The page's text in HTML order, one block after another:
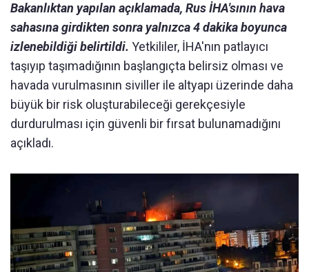
Bakanlıktan yapılan açıklamada, Rus İHA'sının hava
sahasına girdikten sonra yalnızca 4 dakika boyunca
izlenebildiği belirtildi. Yetkililer, İHA'nın patlayıcı
taşıyıp taşımadığının başlangıçta belirsiz olması ve
havada vurulmasının siviller ile altyapı üzerinde daha
büyük bir risk oluşturabileceği gerekçesiyle
durdurulması için güvenli bir fırsat bulunamadığını
açıkladı.